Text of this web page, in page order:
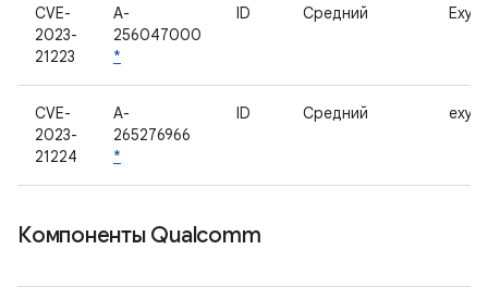
CVE-
2023-
21223
A-
256047000
*
ID Средний
CVE-
2023-
21224
A-
265276966
*
ID Средний
Компоненты Qualcomm